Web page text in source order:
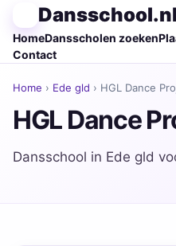
Dansschool.nl
HomeDansscholen zoeken
Contact
Home › Ede gld › HGL Dance
HGL Dance
Dansschool in Ede gld